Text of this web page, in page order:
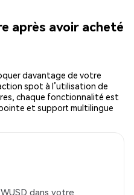
après avoir acheté
davantage de votre
spot à l’utilisation de
chaque fonctionnalité est
et support multilingue
dans votre